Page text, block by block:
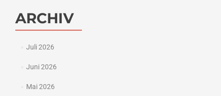
ARCHIV
Juli 2026
Juni 2026
Mai 2026